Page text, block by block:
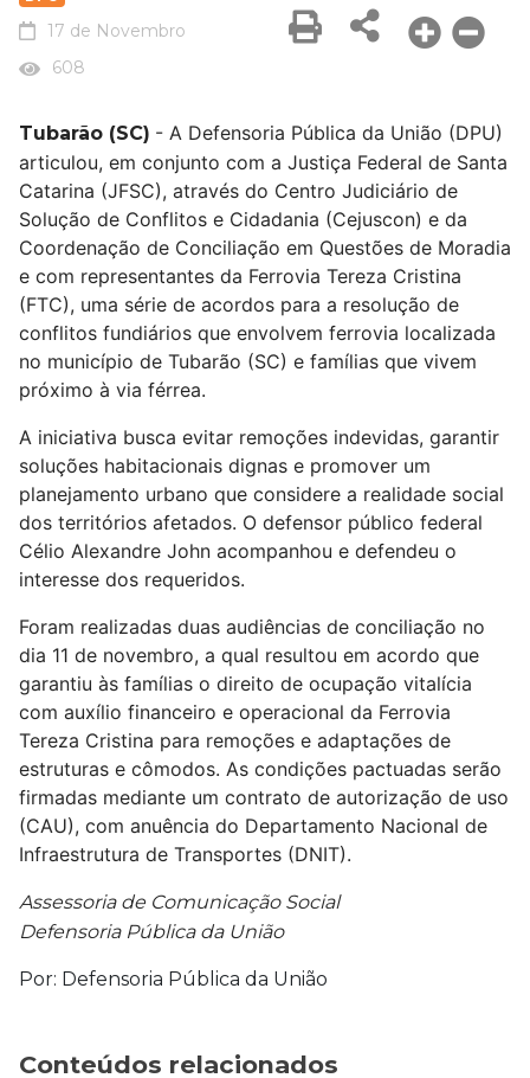
17 de Novembro
608
Tubarão (SC) - A Defensoria Pública da União (DPU)
articulou, em conjunto com a Justiça Federal de Santa
Catarina (JFSC), através do Centro Judiciário de
Solução de Conflitos e Cidadania (Cejuscon) e da
Coordenação de Conciliação em Questões de Moradia
e com representantes da Ferrovia Tereza Cristina
(FTC), uma série de acordos para a resolução de
conflitos fundiários que envolvem ferrovia localizada
no município de Tubarão (SC) e famílias que vivem
próximo à via férrea.
A iniciativa busca evitar remoções indevidas, garantir
soluções habitacionais dignas e promover um
planejamento urbano que considere a realidade social
dos territórios afetados. O defensor público federal
Célio Alexandre John acompanhou e defendeu o
interesse dos requeridos.
Foram realizadas duas audiências de conciliação no
dia 11 de novembro, a qual resultou em acordo que
garantiu às famílias o direito de ocupação vitalícia
com auxílio financeiro e operacional da Ferrovia
Tereza Cristina para remoções e adaptações de
estruturas e cômodos. As condições pactuadas serão
firmadas mediante um contrato de autorização de uso
(CAU), com anuência do Departamento Nacional de
Infraestrutura de Transportes (DNIT).
Assessoria de Comunicação Social
Defensoria Pública da União
Por: Defensoria Pública da União
Conteúdos relacionados